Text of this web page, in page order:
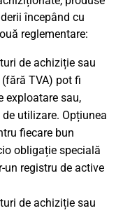
începând cu
reglementare:
de achiziție sau
TVA) pot fi
exploatare sau,
utilizare. Opțiunea
fiecare bun
obligație specială
un registru de active
de achiziție sau